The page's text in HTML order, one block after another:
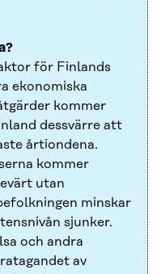
för Finlands
ekonomiska
kommer
dessvärre att
årtiondena.
kommer
utan
minskar
sjunker.
och andra
av